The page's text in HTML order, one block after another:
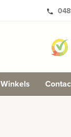
phone
Winkels